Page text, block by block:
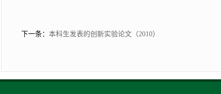
下一条： 本科生发表的创新实验论文（2010）